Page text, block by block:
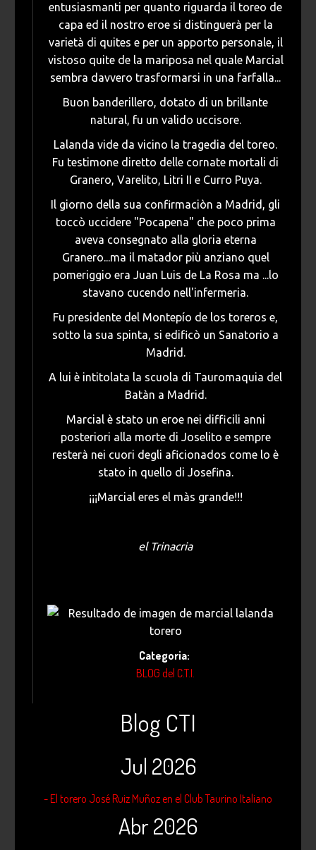
entusiasmanti per quanto riguarda il toreo de
capa ed il nostro eroe si distinguerà per la
varietà di quites e per un apporto personale, il
vistoso quite de la mariposa nel quale Marcial
sembra davvero trasformarsi in una farfalla...
Buon banderillero, dotato di un brillante
natural, fu un valido uccisore.
Lalanda vide da vicino la tragedia del toreo.
Fu testimone diretto delle cornate mortali di
Granero, Varelito, Litri II e Curro Puya.
Il giorno della sua confirmaciòn a Madrid, gli
toccò uccidere "Pocapena" che poco prima
aveva consegnato alla gloria eterna
Granero...ma il matador più anziano quel
pomeriggio era Juan Luis de La Rosa ma ...lo
stavano cucendo nell'infermeria.
Fu presidente del Montepío de los toreros e,
sotto la sua spinta, si edificò un Sanatorio a
Madrid.
A lui è intitolata la scuola di Tauromaquia del
Batàn a Madrid.
Marcial è stato un eroe nei difficili anni
posteriori alla morte di Joselito e sempre
resterà nei cuori degli aficionados come lo è
stato in quello di Josefina.
¡¡¡Marcial eres el màs grande!!!
el Trinacria
Categoria:
BLOG del C.T.I.
Blog CTI
Jul 2026
- El torero José Ruiz Muñoz en el Club Taurino Italiano
Abr 2026